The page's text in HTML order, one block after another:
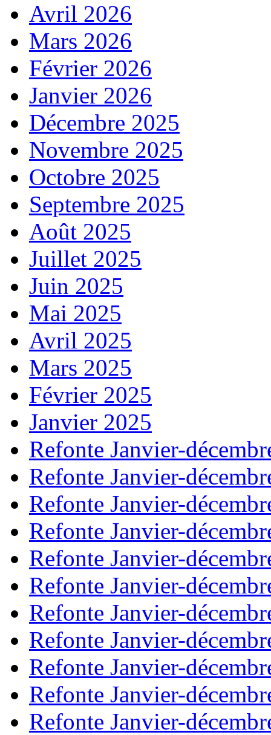
Avril 2026
Mars 2026
Février 2026
Janvier 2026
Décembre 2025
Novembre 2025
Octobre 2025
Septembre 2025
Août 2025
Juillet 2025
Juin 2025
Mai 2025
Avril 2025
Mars 2025
Février 2025
Janvier 2025
Refonte Janvier-
Refonte Janvier-
Refonte Janvier-
Refonte Janvier-
Refonte Janvier-
Refonte Janvier-
Refonte Janvier-
Refonte Janvier-
Refonte Janvier-
Refonte Janvier-
Refonte Janvier-